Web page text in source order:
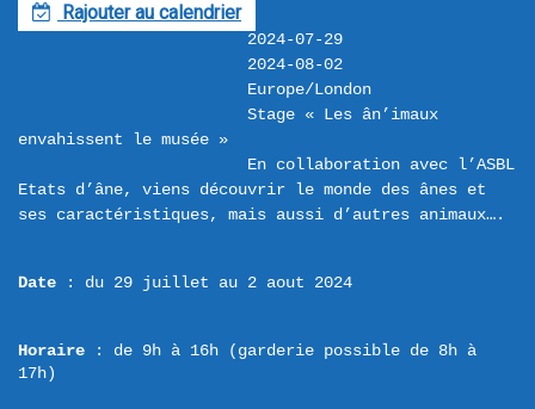
F Rajouter au calendrier
2024-07-29
2024-08-02
Europe/London
Stage « Les ân’imaux
envahissent le musée »
En collaboration avec l’ASBL
Etats d’âne, viens découvrir le monde des ânes et
Date : du 29 juillet au 2 aout 2024
Horaire : de 9h à 16h (garderie possible de 8h à
17h)